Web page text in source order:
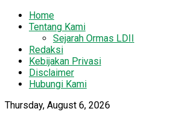
Home
Tentang Kami
Sejarah Ormas LDII
Redaksi
Kebijakan Privasi
Disclaimer
Hubungi Kami
Thursday, August 6, 2026